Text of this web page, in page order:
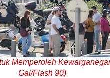
Memperoleh
Gal/Flash 90)